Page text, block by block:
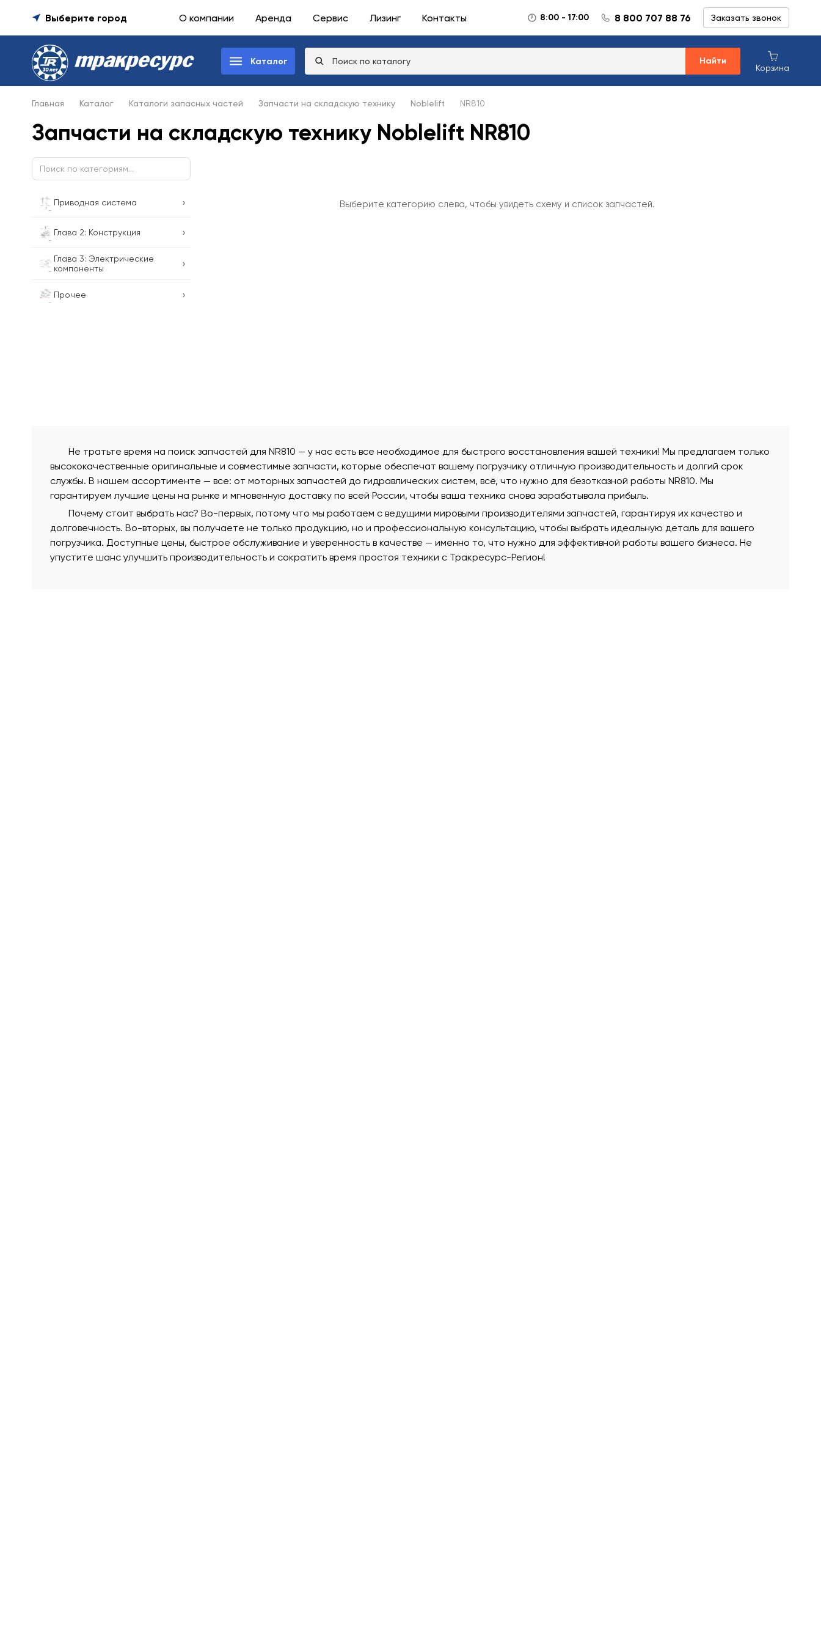
Выберите город О компании Аренда Сервис Лизинг Контакты 8:00 - 17:00 8 800 707 88 76 Заказать звонок
Каталог Найти
Корзина
Главная Каталог Каталоги запасных частей Запчасти на складскую технику Noblelift NR810
Запчасти на складскую технику Noblelift NR810
Приводная система ›
Глава 2: Конструкция ›
Глава 3: Электрические
компоненты
›
Прочее ›
Выберите категорию слева, чтобы увидеть схему и список запчастей.
Не тратьте время на поиск запчастей для NR810 — у нас есть все необходимое для быстрого восстановления вашей техники! Мы предлагаем только
высококачественные оригинальные и совместимые запчасти, которые обеспечат вашему погрузчику отличную производительность и долгий срок
службы. В нашем ассортименте — все: от моторных запчастей до гидравлических систем, всё, что нужно для безотказной работы NR810. Мы
гарантируем лучшие цены на рынке и мгновенную доставку по всей России, чтобы ваша техника снова зарабатывала прибыль.
Почему стоит выбрать нас? Во-первых, потому что мы работаем с ведущими мировыми производителями запчастей, гарантируя их качество и
долговечность. Во-вторых, вы получаете не только продукцию, но и профессиональную консультацию, чтобы выбрать идеальную деталь для вашего
погрузчика. Доступные цены, быстрое обслуживание и уверенность в качестве — именно то, что нужно для эффективной работы вашего бизнеса. Не
упустите шанс улучшить производительность и сократить время простоя техники с Тракресурс-Регион!